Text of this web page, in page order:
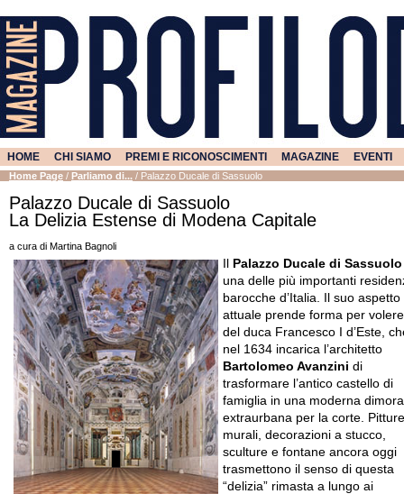
HOME CHI SIAMO PREMI E RICONOSCIMENTI MAGAZINE EVENTI
Home Page / Parliamo di... / Palazzo Ducale di Sassuolo
Palazzo Ducale di Sassuolo
La Delizia Estense di Modena Capitale
a cura di Martina Bagnoli
Palazzo Ducale di
una delle più importanti
barocche d’Italia. Il suo aspetto
attuale prende forma per volere
del duca Francesco I d’Este,
nel 1634 incarica l’architetto
Bartolomeo Avanzini di
trasformare l’antico castello di
famiglia in una moderna dimora
extraurbana per la corte. Pitture
murali, decorazioni a stucco,
sculture e fontane ancora oggi
trasmettono il senso di questa
“delizia” rimasta a lungo ai